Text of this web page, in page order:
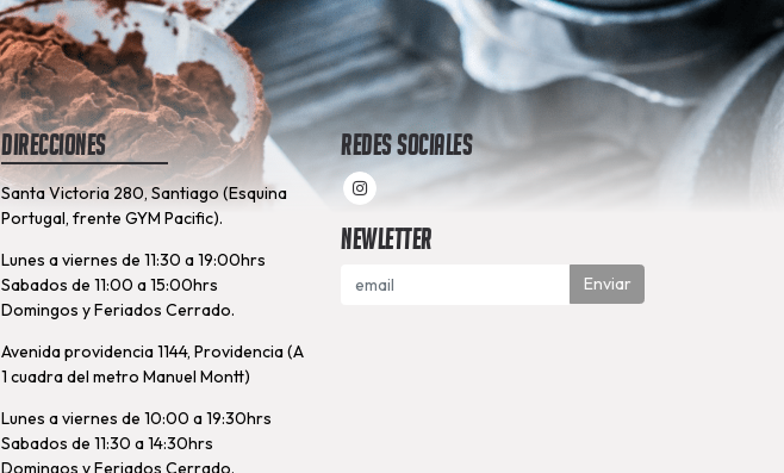
Direcciones
Santa Victoria 280, Santiago (Esquina
Portugal, frente GYM Pacific).
Lunes a viernes de 11:30 a 19:00hrs
Sabados de 11:00 a 15:00hrs
Domingos y Feriados Cerrado.
Avenida providencia 1144, Providencia (A
1 cuadra del metro Manuel Montt)
Lunes a viernes de 10:00 a 19:30hrs
Sabados de 11:30 a 14:30hrs
Domingos y Feriados Cerrado.
Redes Sociales
Newletter
Enviar